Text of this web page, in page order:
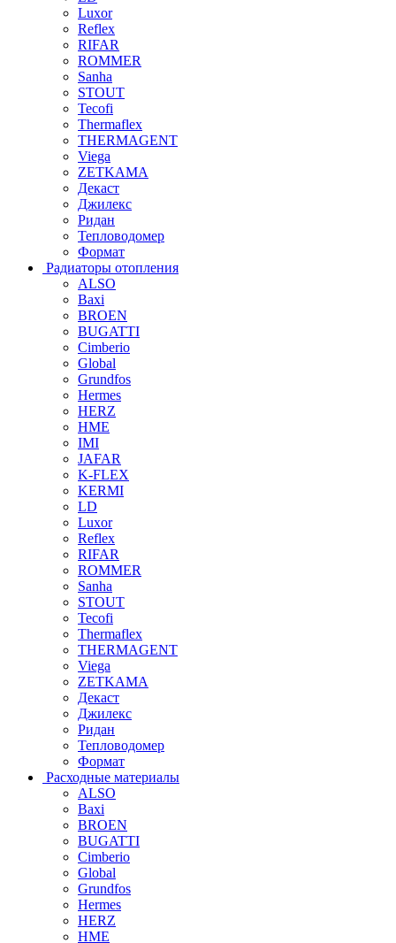
Luxor
Reflex
RIFAR
ROMMER
Sanha
STOUT
Tecofi
Thermaflex
THERMAGENT
Viega
ZETKAMA
Декаст
Джилекс
Ридан
Тепловодомер
Формат
Радиаторы отопления
ALSO
Baxi
BROEN
BUGATTI
Cimberio
Global
Grundfos
Hermes
HERZ
HME
IMI
JAFAR
K-FLEX
KERMI
LD
Luxor
Reflex
RIFAR
ROMMER
Sanha
STOUT
Tecofi
Thermaflex
THERMAGENT
Viega
ZETKAMA
Декаст
Джилекс
Ридан
Тепловодомер
Формат
Расходные материалы
ALSO
Baxi
BROEN
BUGATTI
Cimberio
Global
Grundfos
Hermes
HERZ
HME